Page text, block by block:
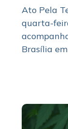
Ato Pela
quarta-
Brasília